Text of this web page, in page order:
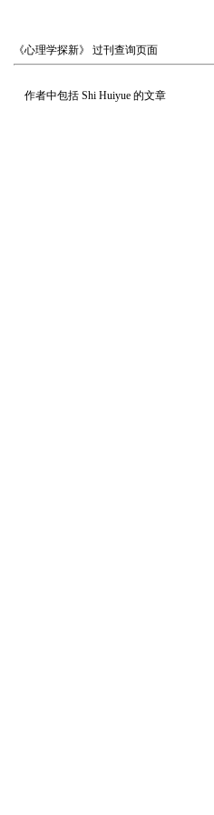
《心理学探新》 过刊查询页面
作者中包括 Shi Huiyue 的文章